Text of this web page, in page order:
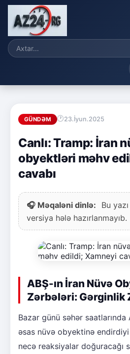
GÜNDƏM 23.İyun.2025
Canlı: Tramp: İran
obyektləri məhv
cavabı
🎧 Məqaləni dinlə:
Bu
versiya hələ hazırlanmayıb.
ABŞ-ın İran Nüvə
Zərbələri: Gərginlik
Bazar günü səhər saatlarında
əsas nüvə obyektinə
necə reaksiyalar doğuracağı